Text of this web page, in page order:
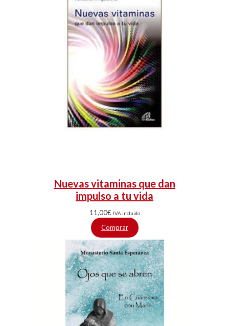
Nuevas vitaminas que dan
impulso a tu vida
11,00€ IVA incluido
Comprar